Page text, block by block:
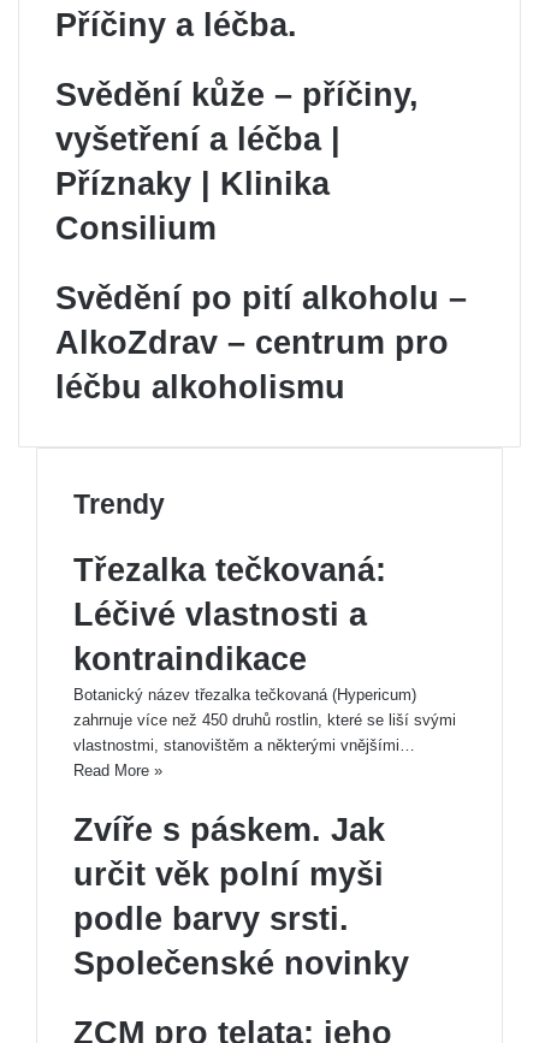
Příčiny a léčba.
Svědění kůže – příčiny,
vyšetření a léčba |
Příznaky | Klinika
Consilium
Svědění po pití alkoholu –
AlkoZdrav – centrum pro
léčbu alkoholismu
Trendy
Třezalka tečkovaná:
Léčivé vlastnosti a
kontraindikace
Botanický název třezalka tečkovaná (Hypericum)
zahrnuje více než 450 druhů rostlin, které se liší svými
vlastnostmi, stanovištěm a některými vnějšími…
Read More »
Zvíře s páskem. Jak
určit věk polní myši
podle barvy srsti.
Společenské novinky
ZCM pro telata: jeho